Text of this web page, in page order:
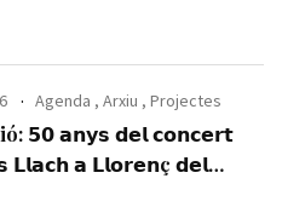
Agenda ,Arxiu ,Projectes
𝟱𝟬 𝗮𝗻𝘆𝘀 𝗱𝗲𝗹 𝗰𝗼𝗻𝗰𝗲𝗿𝘁
𝗟𝗹𝗮𝗰𝗵 𝗮 𝗟𝗹𝗼𝗿𝗲𝗻ç 𝗱𝗲𝗹